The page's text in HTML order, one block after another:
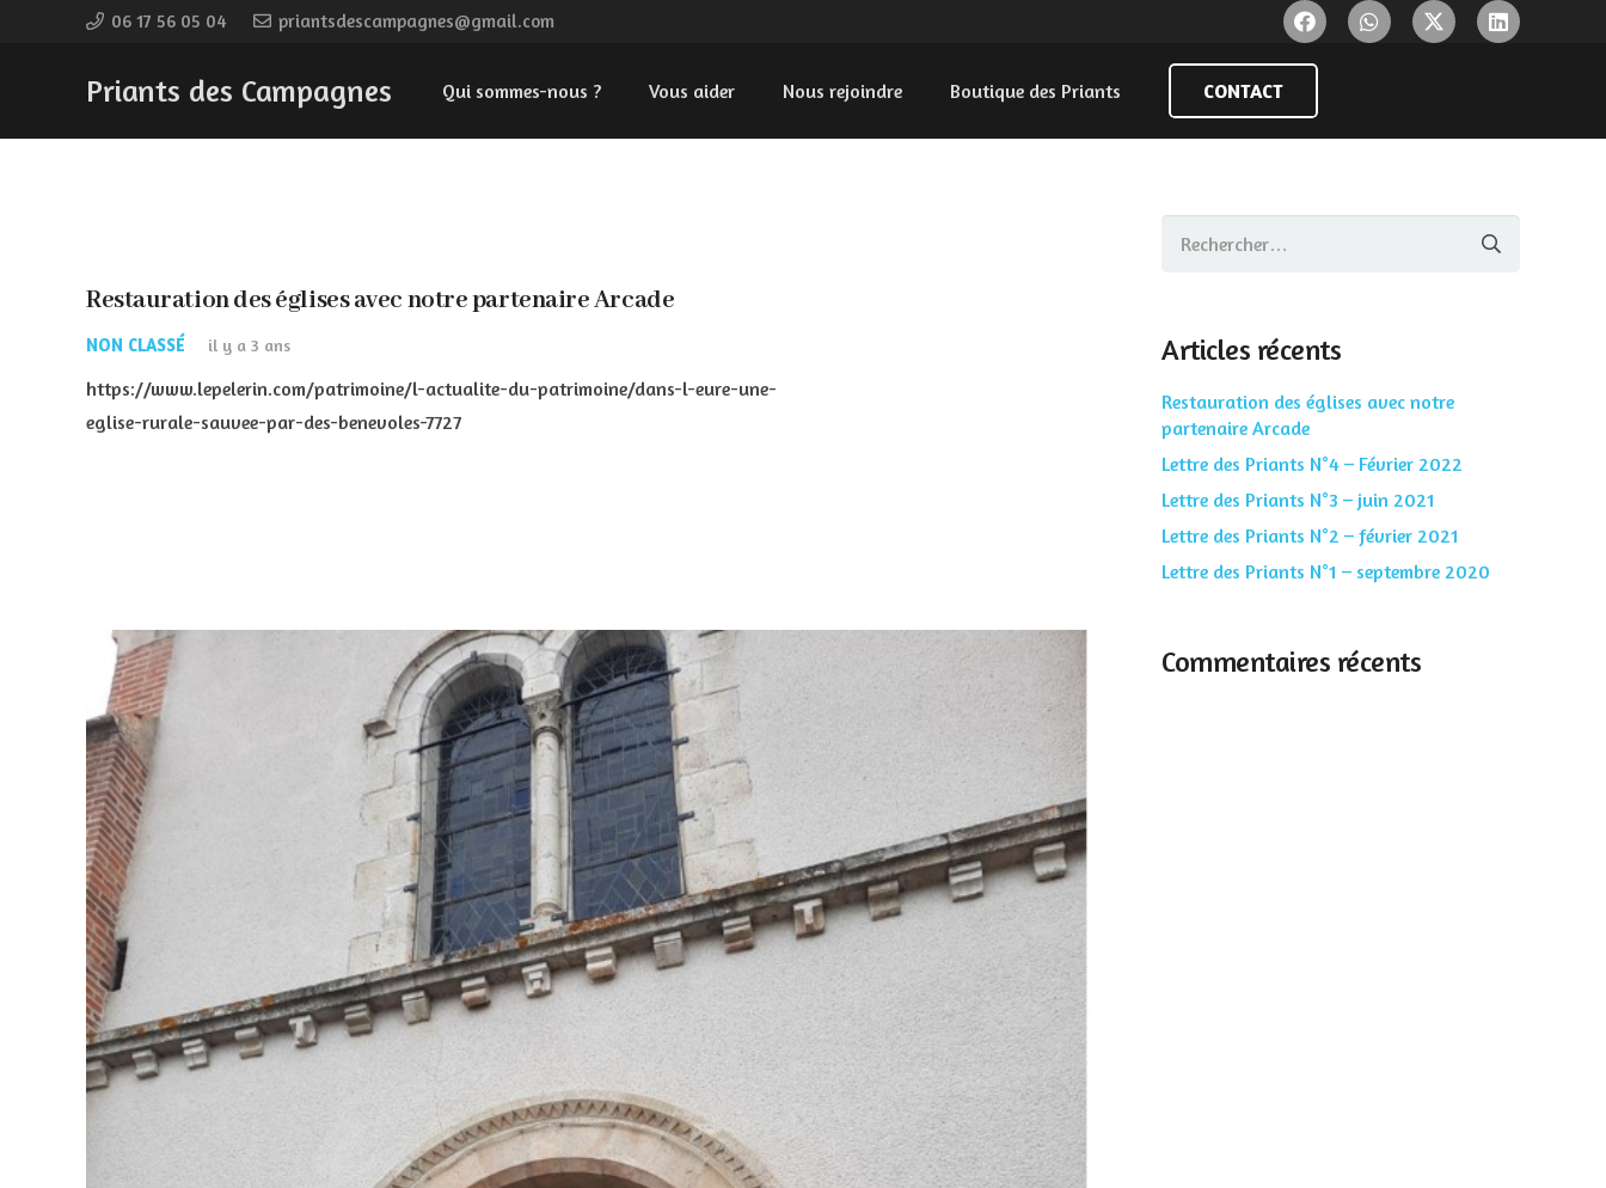
06 17 56 05 04 priantsdescampagnes@gmail.com
Priants des Campagnes Qui sommes-nous ? Vous aider Nous rejoindre Boutique des Priants CONTACT
Restauration des églises avec notre partenaire Arcade
NON CLASSÉ il y a 3 ans
https://www.lepelerin.com/patrimoine/l-actualite-du-patrimoine/dans-l-eure-une-
eglise-rurale-sauvee-par-des-benevoles-7727
Rechercher :
Articles récents
Restauration des églises avec notre
partenaire Arcade
Lettre des Priants N°4 – Février 2022
Lettre des Priants N°3 – juin 2021
Lettre des Priants N°2 – février 2021
Lettre des Priants N°1 – septembre 2020
Commentaires récents